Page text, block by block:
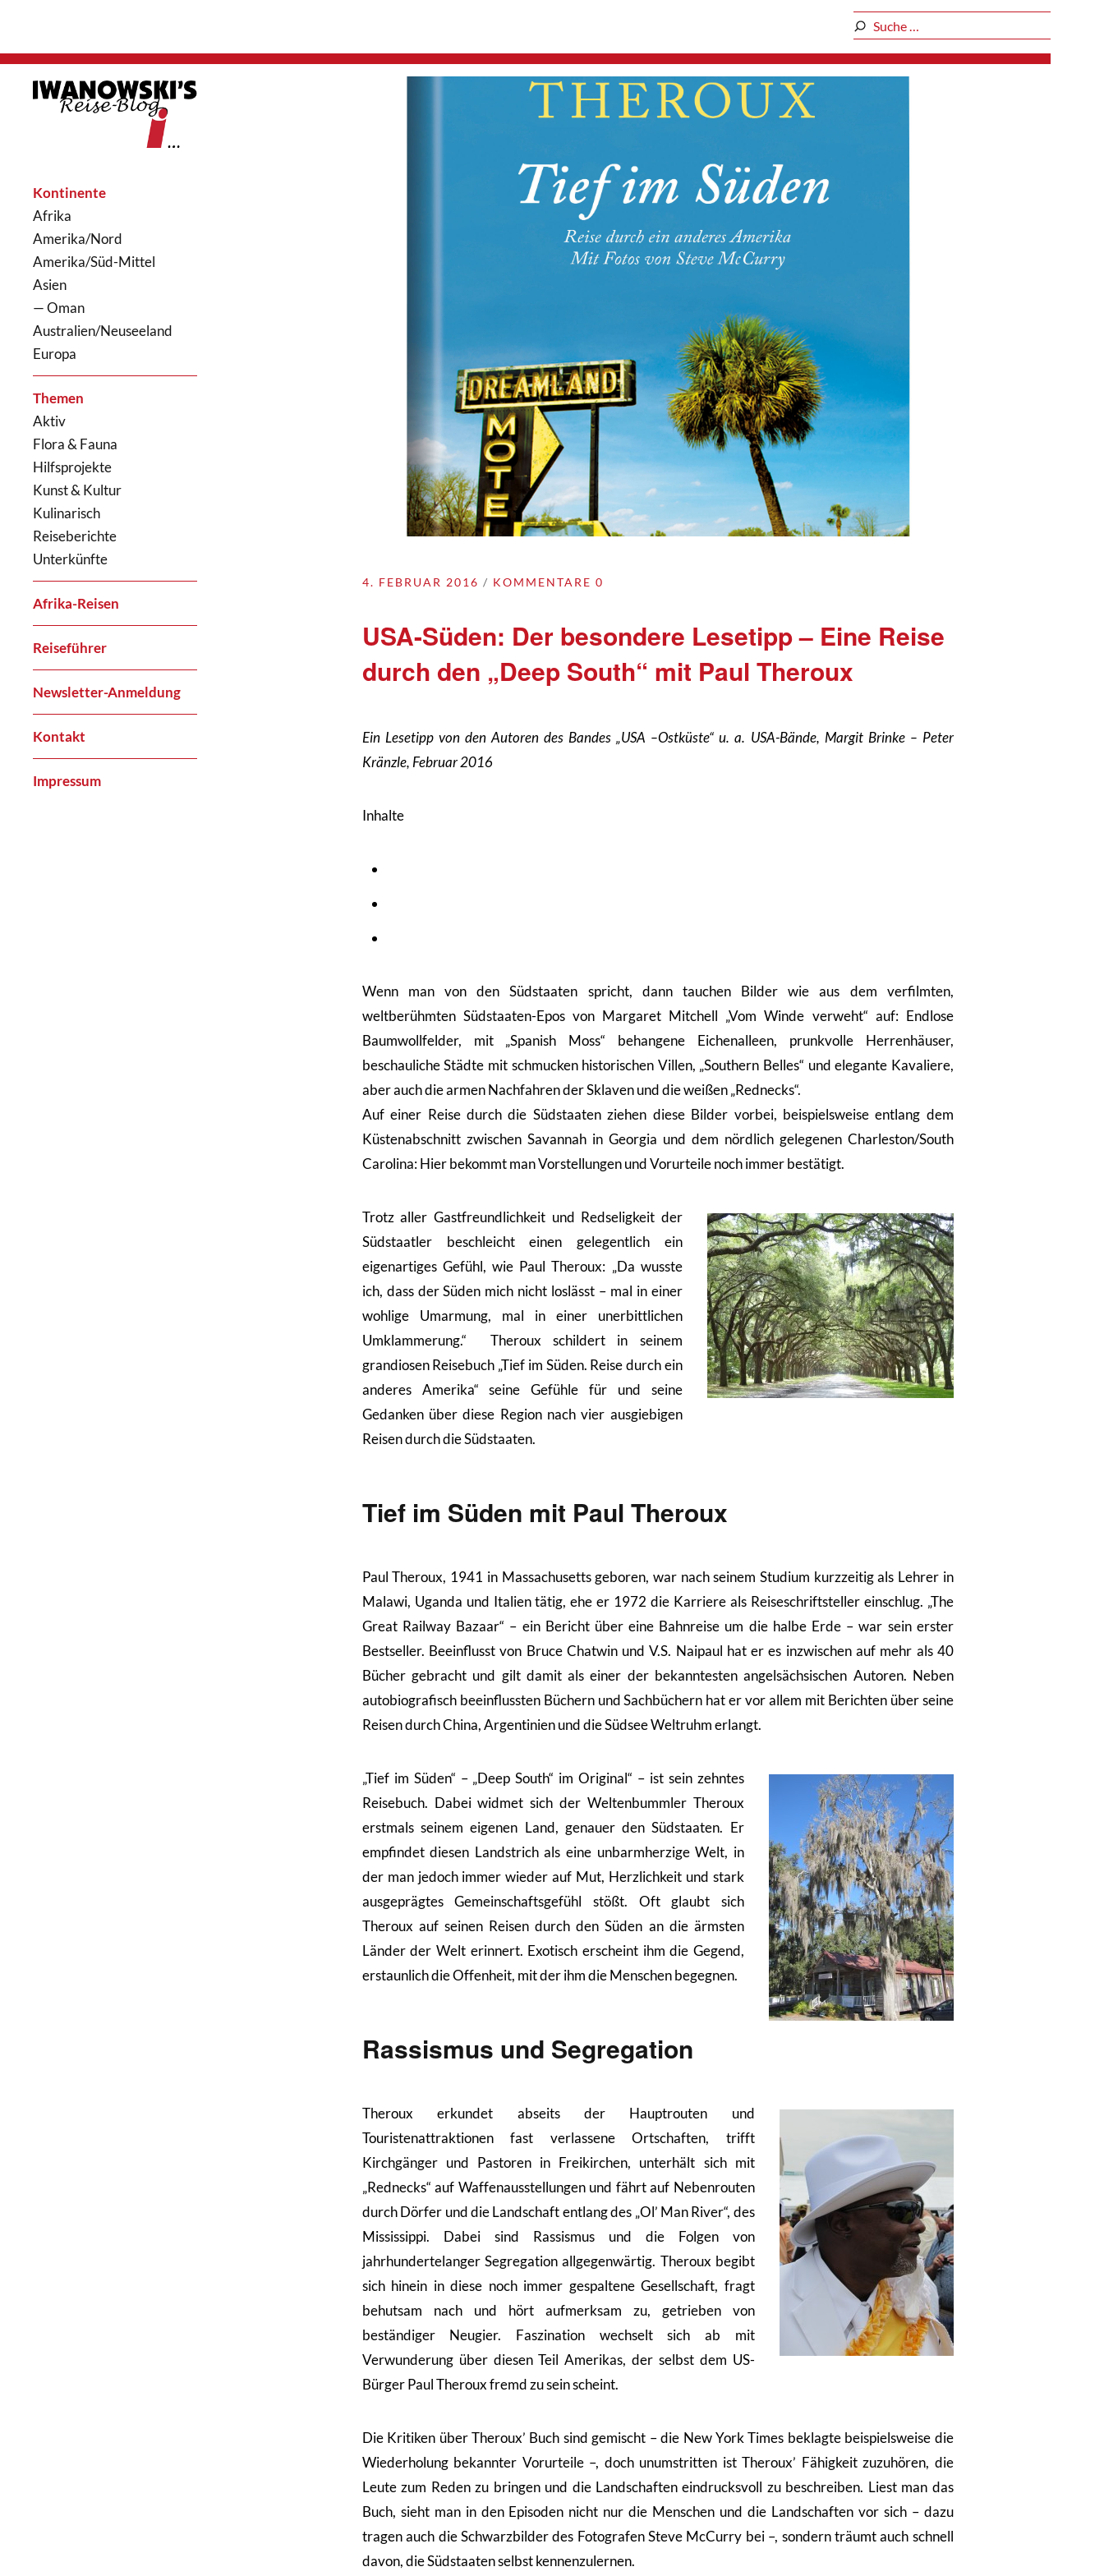
Kontinente
Afrika
Amerika/Nord
Amerika/Süd-Mittel
Asien
— Oman
Australien/Neuseeland
Europa
Themen
Aktiv
Flora & Fauna
Hilfsprojekte
Kunst & Kultur
Kulinarisch
Reiseberichte
Unterkünfte
Afrika-Reisen
Reiseführer
Newsletter-Anmeldung
Kontakt
Impressum
4. FEBRUAR 2016 KOMMENTARE 0
USA-Süden: Der besondere Lesetipp – Eine Reise
durch den „Deep South“ mit Paul Theroux
Ein Lesetipp von den Autoren des Bandes „USA –Ostküste“ u. a. USA-Bände, Margit Brinke – Peter
Kränzle, Februar 2016
Inhalte
Wenn man von den Südstaaten spricht, dann tauchen Bilder wie aus dem verfilmten,
weltberühmten Südstaaten-Epos von Margaret Mitchell „Vom Winde verweht“ auf: Endlose
Baumwollfelder, mit „Spanish Moss“ behangene Eichenalleen, prunkvolle Herrenhäuser,
beschauliche Städte mit schmucken historischen Villen, „Southern Belles“ und elegante Kavaliere,
aber auch die armen Nachfahren der Sklaven und die weißen „Rednecks“.
Auf einer Reise durch die Südstaaten ziehen diese Bilder vorbei, beispielsweise entlang dem
Küstenabschnitt zwischen Savannah in Georgia und dem nördlich gelegenen Charleston/South
Carolina: Hier bekommt man Vorstellungen und Vorurteile noch immer bestätigt.
Trotz aller Gastfreundlichkeit und Redseligkeit der
Südstaatler beschleicht einen gelegentlich ein
eigenartiges Gefühl, wie Paul Theroux: „Da wusste
ich, dass der Süden mich nicht loslässt – mal in einer
wohlige Umarmung, mal in einer unerbittlichen
Umklammerung.“ Theroux schildert in seinem
grandiosen Reisebuch „Tief im Süden. Reise durch ein
anderes Amerika“ seine Gefühle für und seine
Gedanken über diese Region nach vier ausgiebigen
Reisen durch die Südstaaten.
Tief im Süden mit Paul Theroux
Paul Theroux, 1941 in Massachusetts geboren, war nach seinem Studium kurzzeitig als Lehrer in
Malawi, Uganda und Italien tätig, ehe er 1972 die Karriere als Reiseschriftsteller einschlug. „The
Great Railway Bazaar“ – ein Bericht über eine Bahnreise um die halbe Erde – war sein erster
Bestseller. Beeinflusst von Bruce Chatwin und V.S. Naipaul hat er es inzwischen auf mehr als 40
Bücher gebracht und gilt damit als einer der bekanntesten angelsächsischen Autoren. Neben
autobiografisch beeinflussten Büchern und Sachbüchern hat er vor allem mit Berichten über seine
Reisen durch China, Argentinien und die Südsee Weltruhm erlangt.
„Tief im Süden“ – „Deep South“ im Original“ – ist sein zehntes
Reisebuch. Dabei widmet sich der Weltenbummler Theroux
erstmals seinem eigenen Land, genauer den Südstaaten. Er
empfindet diesen Landstrich als eine unbarmherzige Welt, in
der man jedoch immer wieder auf Mut, Herzlichkeit und stark
ausgeprägtes Gemeinschaftsgefühl stößt. Oft glaubt sich
Theroux auf seinen Reisen durch den Süden an die ärmsten
Länder der Welt erinnert. Exotisch erscheint ihm die Gegend,
erstaunlich die Offenheit, mit der ihm die Menschen begegnen.
Rassismus und Segregation
Theroux erkundet abseits der Hauptrouten und
Touristenattraktionen fast verlassene Ortschaften, trifft
Kirchgänger und Pastoren in Freikirchen, unterhält sich mit
„Rednecks“ auf Waffenausstellungen und fährt auf Nebenrouten
durch Dörfer und die Landschaft entlang des „Ol’ Man River“, des
Mississippi. Dabei sind Rassismus und die Folgen von
jahrhundertelanger Segregation allgegenwärtig. Theroux begibt
sich hinein in diese noch immer gespaltene Gesellschaft, fragt
behutsam nach und hört aufmerksam zu, getrieben von
beständiger Neugier. Faszination wechselt sich ab mit
Verwunderung über diesen Teil Amerikas, der selbst dem US-
Bürger Paul Theroux fremd zu sein scheint.
Die Kritiken über Theroux’ Buch sind gemischt – die New York Times beklagte beispielsweise die
Wiederholung bekannter Vorurteile –, doch unumstritten ist Theroux’ Fähigkeit zuzuhören, die
Leute zum Reden zu bringen und die Landschaften eindrucksvoll zu beschreiben. Liest man das
Buch, sieht man in den Episoden nicht nur die Menschen und die Landschaften vor sich – dazu
tragen auch die Schwarzbilder des Fotografen Steve McCurry bei –, sondern träumt auch schnell
davon, die Südstaaten selbst kennenzulernen.